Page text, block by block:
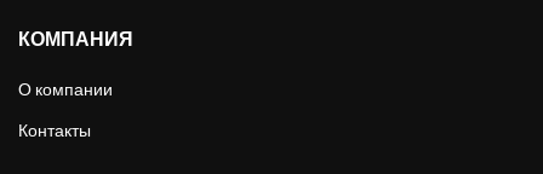
КОМПАНИЯ
О компании
Контакты